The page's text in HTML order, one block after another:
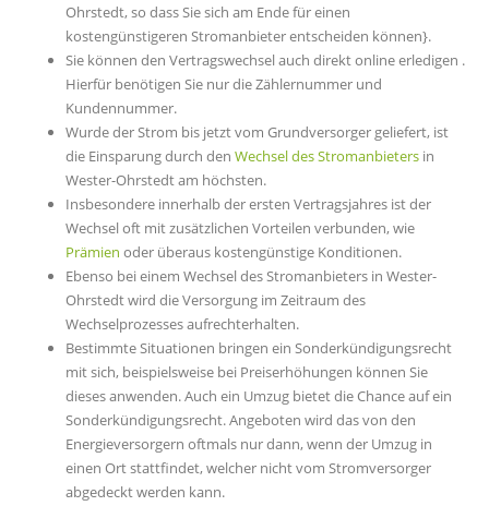
Ohrstedt, so dass Sie sich am Ende für einen
kostengünstigeren Stromanbieter entscheiden können}.
Sie können den Vertragswechsel auch direkt online erledigen .
Hierfür benötigen Sie nur die Zählernummer und
Kundennummer.
Wurde der Strom bis jetzt vom Grundversorger geliefert, ist
die Einsparung durch den Wechsel des Stromanbieters in
Wester-Ohrstedt am höchsten.
Insbesondere innerhalb der ersten Vertragsjahres ist der
Wechsel oft mit zusätzlichen Vorteilen verbunden, wie
Prämien oder überaus kostengünstige Konditionen.
Ebenso bei einem Wechsel des Stromanbieters in Wester-
Ohrstedt wird die Versorgung im Zeitraum des
Wechselprozesses aufrechterhalten.
Bestimmte Situationen bringen ein Sonderkündigungsrecht
mit sich, beispielsweise bei Preiserhöhungen können Sie
dieses anwenden. Auch ein Umzug bietet die Chance auf ein
Sonderkündigungsrecht. Angeboten wird das von den
Energieversorgern oftmals nur dann, wenn der Umzug in
einen Ort stattfindet, welcher nicht vom Stromversorger
abgedeckt werden kann.